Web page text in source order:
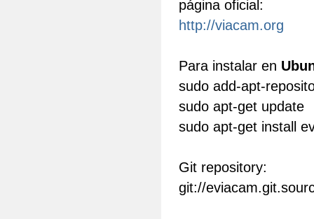
página oficial:
http://viacam.org
Para instalar en
sudo add-apt-
sudo apt-get update
sudo apt-get install
Git repository:
git://